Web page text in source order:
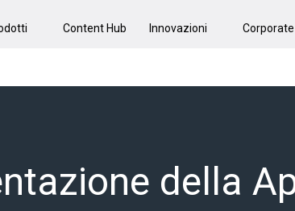
Content Hub Innovazioni Corporate
della